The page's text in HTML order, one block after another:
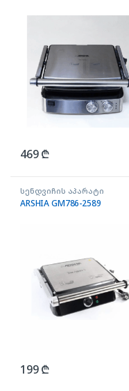
469₾
სენდვიჩის აპარატი
ARSHIA GM786-2589
199₾